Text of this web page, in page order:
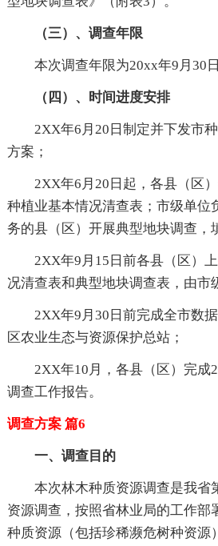
（三）、 调查年限
本次调查年限为20xx年9月30
（四）、时间进度安排
2XX年6月20日制定并下发市
方案；
2XX年6月20日起，各县（区
种植业基本情况清查表；市级单位
务的县（区）开展典型地块调查，
2XX年9月15日前各县（区）
况清查表和典型地块调查表，由市
2XX年9月30日前完成全市数
区农业生态与资源保护总站；
2XX年10月，各县（区）完成
调查工作报告。
调查方案 篇6
一、调查目的
本次林木种质资源调查是我省
资源调查，按照省林业局的工作部
种质资源（包括珍稀濒危树种资源